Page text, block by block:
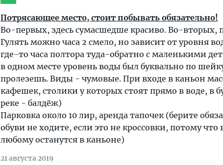
Потрясающее место, стоит побывать обязательно!
Во-первых, здесь сумасшедше красиво. Во-вторых,
Гулять можно часа 2 смело, но зависит от уровня
где-то часа полтора туда-обратно с маленькими
в одном месте уровень воды был буквально по
пролезешь. Виды - чумовые. При входе в каньон
кафешек, столики у которых стоят прямо в воде, в
реке - балдёж)
Парковка около 10 лир, аренда тапочек (берите
обуви не ходите, если это не кроссовки, потому
любому останутся в каньоне)
21 августа 2019